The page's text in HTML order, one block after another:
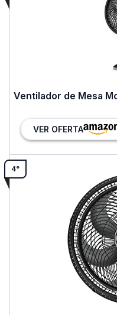
Ventilador de Mesa
VER OFERTA
4°